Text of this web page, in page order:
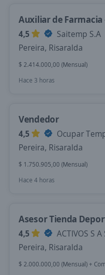
Auxiliar de Farmacia
4,5
Saitemp S.A
Pereira, Risaralda
$ 2.414.000,00 (Mensual)
Hace 3 horas
Vendedor
4,5
Ocupar
Pereira, Risaralda
$ 1.750.905,00 (Mensual)
Hace 4 horas
Asesor Tienda
4,5
ACTIVOS S A
Pereira, Risaralda
$ 2.000.000,00 (Mensual) +